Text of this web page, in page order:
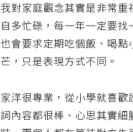
我對家庭觀念其實是非常
自多忙碌，每一年一定要
也會要求定期吃個飯、喝
芒，只是表現方式不同。
家洋很專業，從小學就喜
詞內容都很棒、心思其實